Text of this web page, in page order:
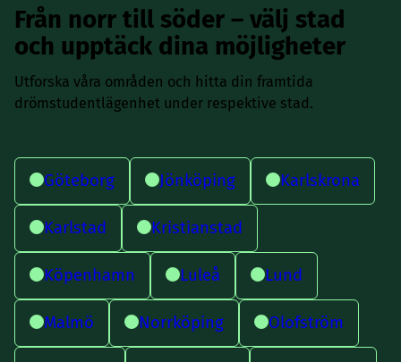
Från norr till söder – välj stad
och upptäck dina möjligheter
Utforska våra områden och hitta din framtida
drömstudentlägenhet under respektive stad.
Göteborg Jönköping Karlskrona
Karlstad Kristianstad
Köpenhamn Luleå Lund
Malmö Norrköping Olofström